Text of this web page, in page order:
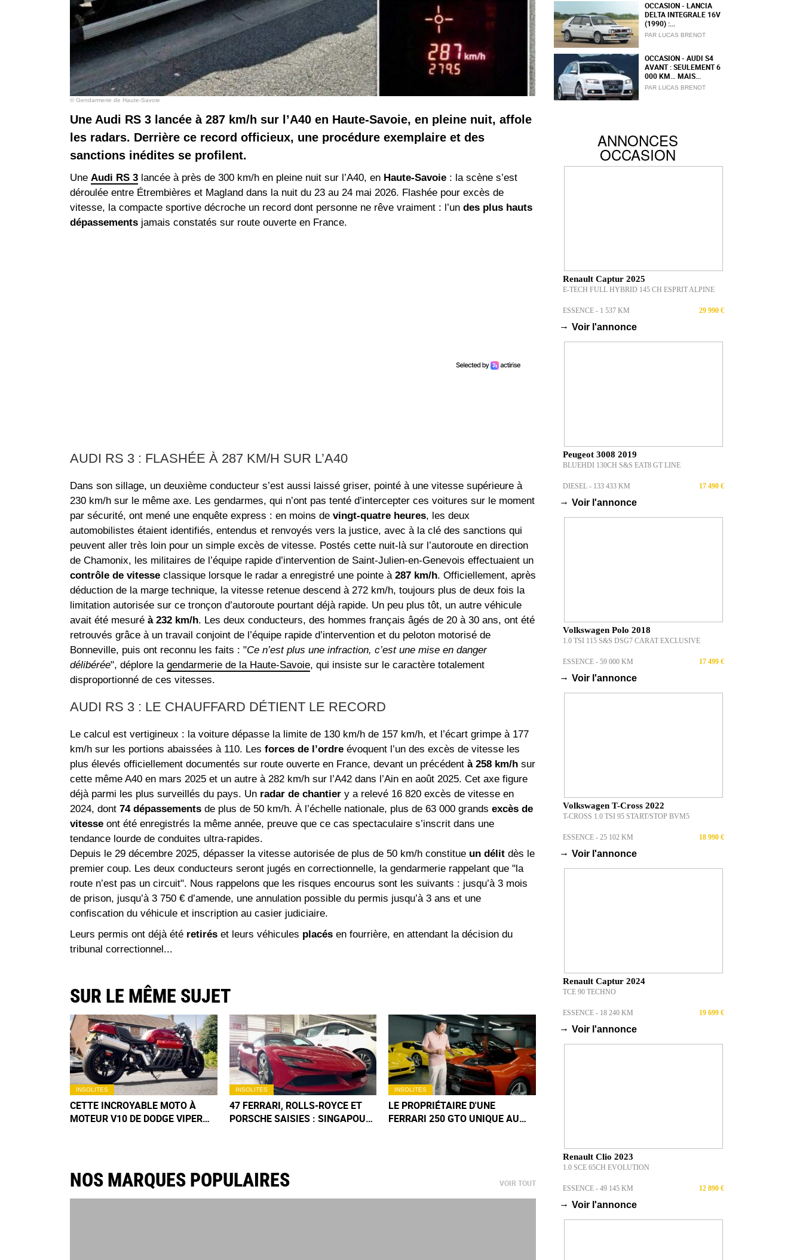
© Gendarmerie de Haute-Savoie
Une Audi RS 3 lancée à 287 km/h sur l’A40 en Haute-Savoie, en pleine nuit, affole
les radars. Derrière ce record officieux, une procédure exemplaire et des
sanctions inédites se profilent.
Une Audi RS 3 lancée à près de 300 km/h en pleine nuit sur l’A40, en Haute-Savoie : la scène s’est
déroulée entre Étrembières et Magland dans la nuit du 23 au 24 mai 2026. Flashée pour excès de
vitesse, la compacte sportive décroche un record dont personne ne rêve vraiment : l’un des plus hauts
dépassements jamais constatés sur route ouverte en France.
AUDI RS 3 : FLASHÉE À 287 KM/H SUR L’A40
Dans son sillage, un deuxième conducteur s’est aussi laissé griser, pointé à une vitesse supérieure à
230 km/h sur le même axe. Les gendarmes, qui n’ont pas tenté d’intercepter ces voitures sur le moment
par sécurité, ont mené une enquête express : en moins de vingt-quatre heures, les deux
automobilistes étaient identifiés, entendus et renvoyés vers la justice, avec à la clé des sanctions qui
peuvent aller très loin pour un simple excès de vitesse. Postés cette nuit-là sur l’autoroute en direction
de Chamonix, les militaires de l’équipe rapide d’intervention de Saint-Julien-en-Genevois effectuaient un
contrôle de vitesse classique lorsque le radar a enregistré une pointe à 287 km/h. Officiellement, après
déduction de la marge technique, la vitesse retenue descend à 272 km/h, toujours plus de deux fois la
limitation autorisée sur ce tronçon d’autoroute pourtant déjà rapide. Un peu plus tôt, un autre véhicule
avait été mesuré à 232 km/h. Les deux conducteurs, des hommes français âgés de 20 à 30 ans, ont été
retrouvés grâce à un travail conjoint de l’équipe rapide d’intervention et du peloton motorisé de
Bonneville, puis ont reconnu les faits : "Ce n’est plus une infraction, c’est une mise en danger
délibérée", déplore la gendarmerie de la Haute-Savoie, qui insiste sur le caractère totalement
disproportionné de ces vitesses.
AUDI RS 3 : LE CHAUFFARD DÉTIENT LE RECORD
Le calcul est vertigineux : la voiture dépasse la limite de 130 km/h de 157 km/h, et l’écart grimpe à 177
km/h sur les portions abaissées à 110. Les forces de l’ordre évoquent l’un des excès de vitesse les
plus élevés officiellement documentés sur route ouverte en France, devant un précédent à 258 km/h sur
cette même A40 en mars 2025 et un autre à 282 km/h sur l’A42 dans l’Ain en août 2025. Cet axe figure
déjà parmi les plus surveillés du pays. Un radar de chantier y a relevé 16 820 excès de vitesse en
2024, dont 74 dépassements de plus de 50 km/h. À l’échelle nationale, plus de 63 000 grands excès de
vitesse ont été enregistrés la même année, preuve que ce cas spectaculaire s’inscrit dans une
tendance lourde de conduites ultra-rapides.
Depuis le 29 décembre 2025, dépasser la vitesse autorisée de plus de 50 km/h constitue un délit dès le
premier coup. Les deux conducteurs seront jugés en correctionnelle, la gendarmerie rappelant que "la
route n’est pas un circuit". Nous rappelons que les risques encourus sont les suivants : jusqu’à 3 mois
de prison, jusqu’à 3 750 € d’amende, une annulation possible du permis jusqu’à 3 ans et une
confiscation du véhicule et inscription au casier judiciaire.
Leurs permis ont déjà été retirés et leurs véhicules placés en fourrière, en attendant la décision du
tribunal correctionnel...
SUR LE MÊME SUJET
INSOLITES
CETTE INCROYABLE MOTO À
MOTEUR V10 DE DODGE VIPER
INSOLITES
47 FERRARI, ROLLS-ROYCE ET
PORSCHE SAISIES : SINGAPOUR
INSOLITES
LE PROPRIÉTAIRE D'UNE
FERRARI 250 GTO UNIQUE AU
NOS MARQUES POPULAIRES VOIR TOUT
OCCASION - LANCIA
DELTA INTEGRALE 16V
(1990) :...
PAR LUCAS BRENOT
OCCASION - AUDI S4
AVANT : SEULEMENT 6
000 KM… MAIS...
PAR LUCAS BRENOT
ANNONCES
OCCASION
Renault Captur 2025
E-TECH FULL HYBRID 145 CH ESPRIT ALPINE
ESSENCE - 1 537 KM 29 990 €
→ Voir l'annonce
Peugeot 3008 2019
BLUEHDI 130CH S&S EAT8 GT LINE
DIESEL - 133 433 KM 17 490 €
→ Voir l'annonce
Volkswagen Polo 2018
1.0 TSI 115 S&S DSG7 CARAT EXCLUSIVE
ESSENCE - 59 000 KM 17 499 €
→ Voir l'annonce
Volkswagen T-Cross 2022
T-CROSS 1.0 TSI 95 START/STOP BVM5
ESSENCE - 25 102 KM 18 990 €
→ Voir l'annonce
Renault Captur 2024
TCE 90 TECHNO
ESSENCE - 18 240 KM 19 699 €
→ Voir l'annonce
Renault Clio 2023
1.0 SCE 65CH EVOLUTION
ESSENCE - 49 145 KM 12 890 €
→ Voir l'annonce